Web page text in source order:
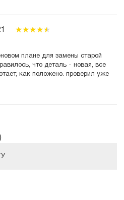
плане для замены старой
что деталь - новая, все
как положено. проверил уже